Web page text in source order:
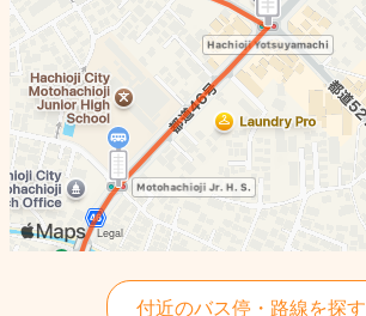
付近のバス停・路線を探す